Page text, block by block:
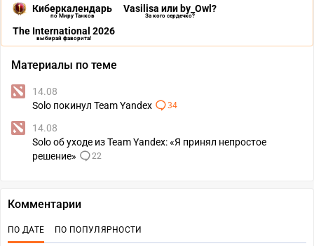
Киберкалендарь
по Миру Танков
Vasilisa или by_Owl?
За кого сердечко?
The International 2026
выбирай фаворита!
Материалы по теме
14.08
Solo покинул Team Yandex
34
14.08
Solo об уходе из Team Yandex: «Я принял непростое
решение»
22
Комментарии
ПО ДАТЕ ПО ПОПУЛЯРНОСТИ